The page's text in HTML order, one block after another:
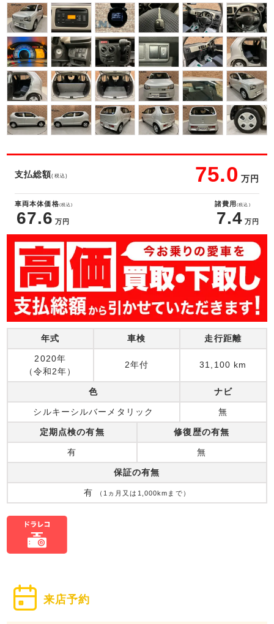
支払総額(税込) 75.0 万円
車両本体価格(税込)
67.6 万円
諸費用(税込)
7.4 万円
年式 車検 走行距離
2020年
（令和2年）
2年付 31,100 km
色 ナビ
シルキーシルバーメタリック 無
定期点検の有無 修復歴の有無
有 無
保証の有無
有 （1ヵ月又は1,000kmまで）
来店予約